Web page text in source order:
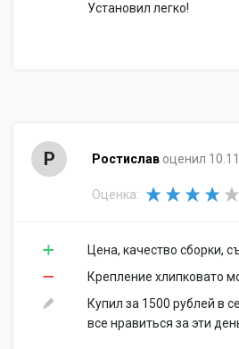
Установил легко!
Р Ростислав оценил
Оценка:
Цена, качество сборки,
Крепление хлипковато
Купил за 1500 рублей в
все нравиться за эти